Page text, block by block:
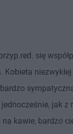
się
Kobieta niezwykłej
jak z
kawie, bardzo